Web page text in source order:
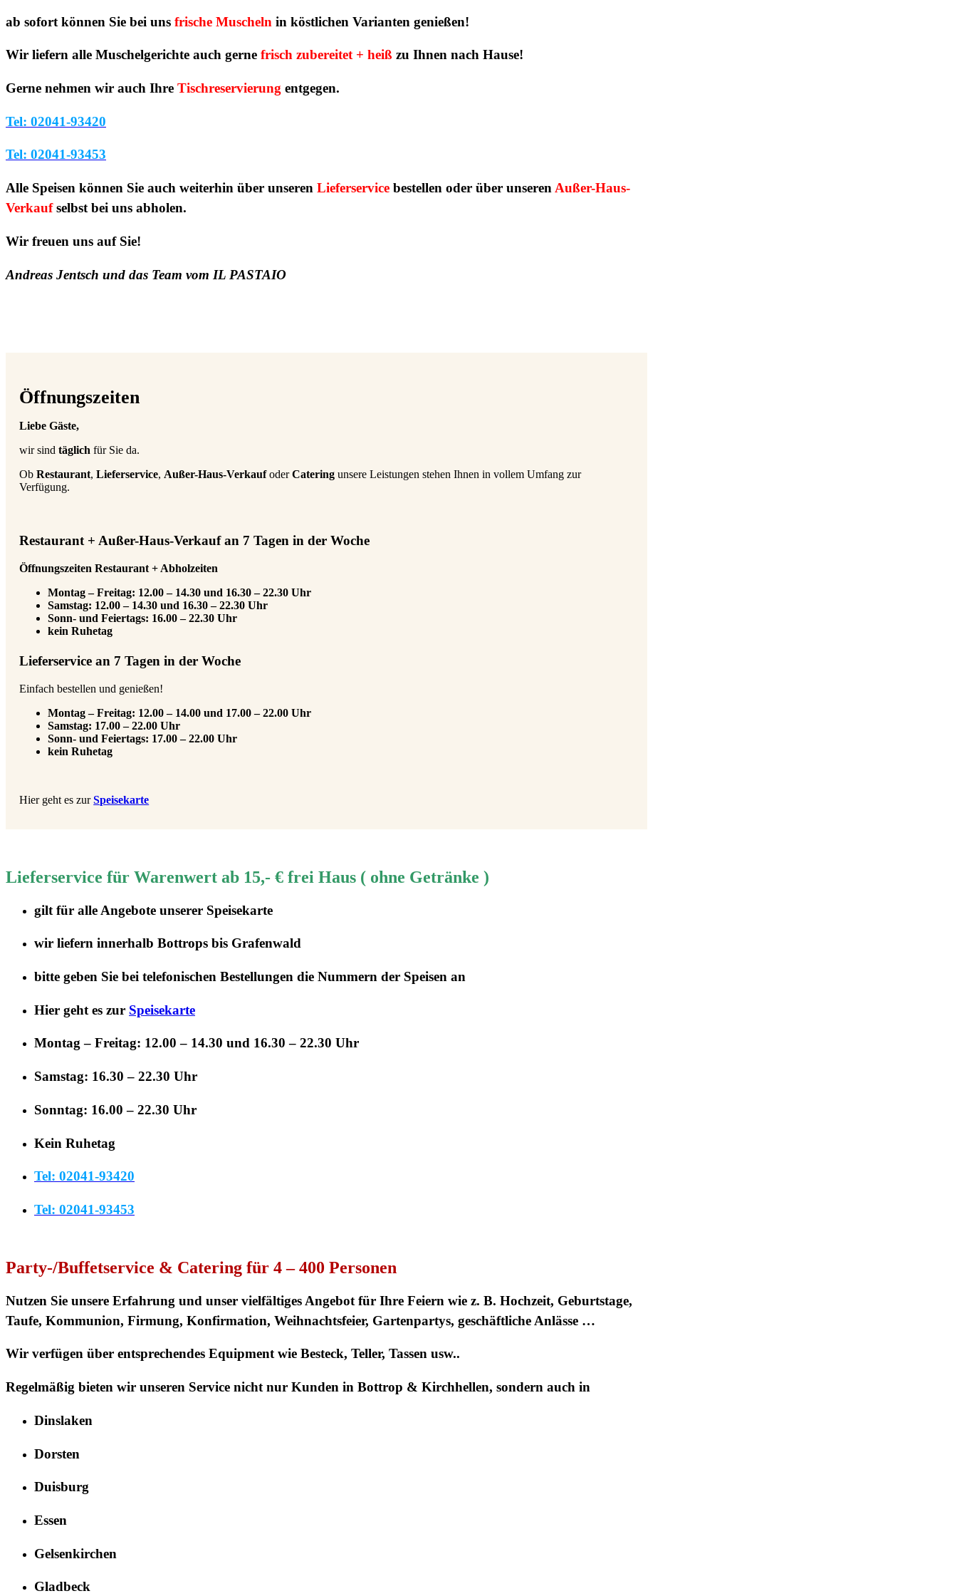
ab sofort können Sie bei uns frische Muscheln in köstlichen Varianten genießen!
Wir liefern alle Muschelgerichte auch gerne frisch zubereitet + heiß zu Ihnen nach Hause!
Gerne nehmen wir auch Ihre Tischreservierung entgegen.
Tel: 02041-93420
Tel: 02041-93453
Alle Speisen können Sie auch weiterhin über unseren Lieferservice bestellen oder über unseren Außer-Haus-
Verkaufselbst bei uns abholen.
Wir freuen uns auf Sie!
Andreas Jentsch und das Team vom IL PASTAIO
Öffnungszeiten
Liebe Gäste,
wir sindtäglich für Sie da.
ObRestaurant,Lieferservice, Außer-Haus-VerkaufoderCatering unsere Leistungen stehen Ihnen in vollem Umfang zur
Verfügung.
Restaurant + Außer-Haus-Verkauf an 7 Tagen in der Woche
Öffnungszeiten Restaurant + Abholzeiten
Montag – Freitag: 12.00 – 14.30 und 16.30 – 22.30 Uhr
Samstag: 12.00 – 14.30 und 16.30 – 22.30 Uhr
Sonn- und Feiertags: 16.00 – 22.30 Uhr
kein Ruhetag
Lieferservice an 7 Tagen in der Woche
Einfach bestellen und genießen!
Montag – Freitag: 12.00 – 14.00 und 17.00 – 22.00 Uhr
Samstag: 17.00 – 22.00 Uhr
Sonn- und Feiertags: 17.00 – 22.00 Uhr
kein Ruhetag
Hier geht es zurSpeisekarte
Lieferservice für Warenwert ab 15,- € frei Haus ( ohne Getränke )
gilt für alle Angebote unserer Speisekarte
wir liefern innerhalb Bottrops bis Grafenwald
bitte geben Sie bei telefonischen Bestellungen die Nummern der Speisen an
Hier geht es zur Speisekarte
Montag – Freitag: 12.00 – 14.30 und 16.30 – 22.30 Uhr
Samstag: 16.30 – 22.30 Uhr
Sonntag: 16.00 – 22.30 Uhr
Kein Ruhetag
Tel: 02041-93420
Tel: 02041-93453
Party-/Buffetservice & Catering für 4 – 400 Personen
Nutzen Sie unsere Erfahrung und unser vielfältiges Angebot für Ihre Feiern wie z. B. Hochzeit, Geburtstage,
Taufe, Kommunion, Firmung, Konfirmation, Weihnachtsfeier, Gartenpartys, geschäftliche Anlässe …
Wir verfügen über entsprechendes Equipment wie Besteck, Teller, Tassen usw..
Regelmäßig bieten wir unseren Service nicht nur Kunden in Bottrop & Kirchhellen, sondern auch in
Dinslaken
Dorsten
Duisburg
Essen
Gelsenkirchen
Gladbeck